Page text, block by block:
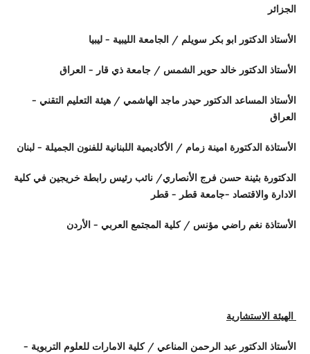
الجزائر
الأستاذ الدكتور ابو بكر سويلم / الجامعة الليبية - ليبيا
الأستاذ الدكتور خالد حوير الشمس / جامعة ذي قار - العراق
الأستاذ المساعد الدكتور حيدر ماجد الهاشمي / هيئة التعليم التقني -
العراق
الأستاذة الدكتورة امينة زمام / الأكاديمية اللبنانية للفنون الجميلة - لبنان
الدكتورة بثينة حسن فرج الأنصاري/ نائب رئيس رابطة خريجين في كلية
الادارة والاقتصاد -جامعة قطر - قطر
الأستاذة نغم راضي مؤنس / كلية المجتمع العربي - الأردن
الهيئة الاستشارية
الأستاذ الدكتور عبد الرحمن المناعي / كلية الامارات للعلوم التربوية -